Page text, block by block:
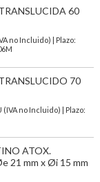
60
no Incluido)
| Plazo:
70
(IVA no Incluido) | Plazo:
ATOX.
21 mm x Øi 15 mm